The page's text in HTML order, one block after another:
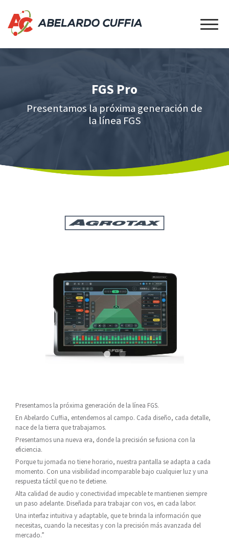
FGS Pro
Presentamos la próxima generación de
la línea FGS
Presentamos la próxima generación de la línea FGS.
En Abelardo Cuffia, entendemos al campo. Cada diseño, cada detalle,
nace de la tierra que trabajamos.
Presentamos una nueva era, donde la precisión se fusiona con la
eficiencia.
Porque tu jornada no tiene horario, nuestra pantalla se adapta a cada
momento. Con una visibilidad incomparable bajo cualquier luz y una
respuesta táctil que no te detiene.
Alta calidad de audio y conectividad impecable te mantienen siempre
un paso adelante. Diseñada para trabajar con vos, en cada labor.
Una interfaz intuitiva y adaptable, que te brinda la información que
necesitas, cuando la necesitas y con la precisión más avanzada del
mercado.”